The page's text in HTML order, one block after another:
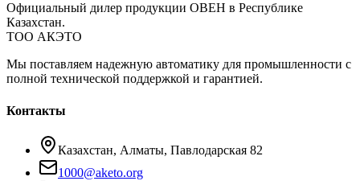
Официальный дилер продукции ОВЕН в Республике
Казахстан.
ТОО АКЭТО
Мы поставляем надежную автоматику для промышленности с
полной технической поддержкой и гарантией.
Контакты
Казахстан, Алматы, Павлодарская 82
1000@aketo.org